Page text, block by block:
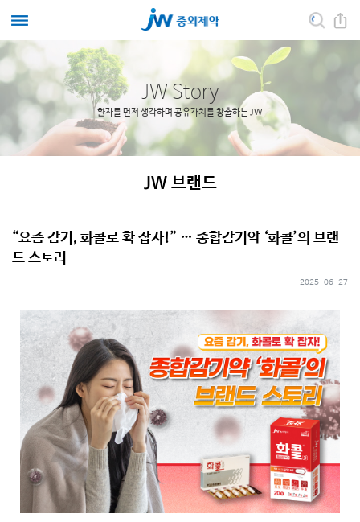
JW Story
환자를 먼저 생각하며 공유가치를 창출하는 JW
JW 브랜드
“요즘 감기, 화콜로 확 잡자!” … 종합감기약 ‘화콜’의 브랜
드 스토리
2025-06-27